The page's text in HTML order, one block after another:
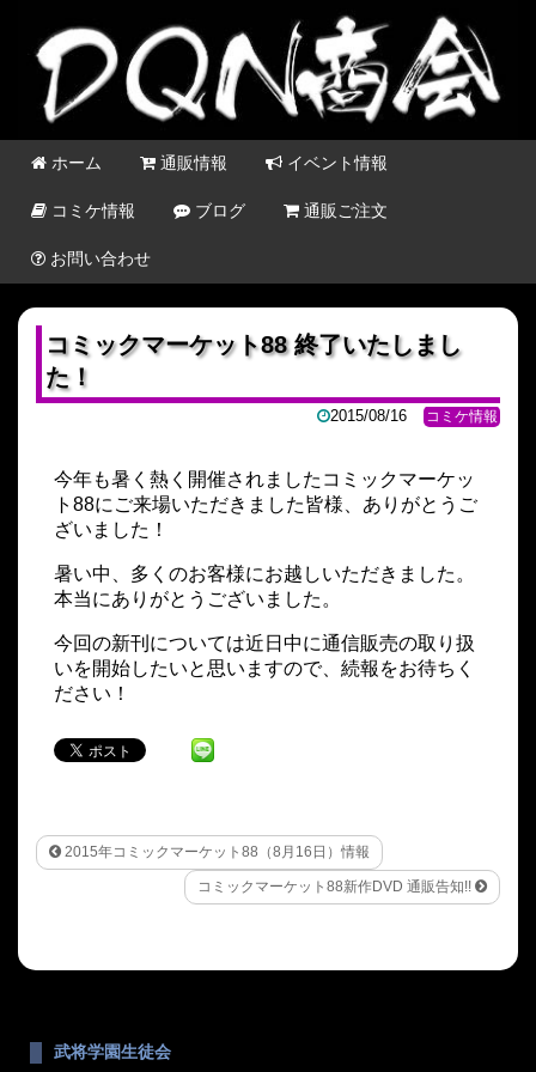
ホーム 通販情報 イベント情報
コミケ情報 ブログ 通販ご注文
お問い合わせ
コミックマーケット88 終了いたしまし
た！
2015/08/16 コミケ情報
今年も暑く熱く開催されましたコミックマーケッ
ト88にご来場いただきました皆様、ありがとうご
ざいました！
暑い中、多くのお客様にお越しいただきました。
本当にありがとうございました。
今回の新刊については近日中に通信販売の取り扱
いを開始したいと思いますので、続報をお待ちく
ださい！
2015年コミックマーケット88（8月16日）情報
コミックマーケット88新作DVD 通販告知!!
武将学園生徒会